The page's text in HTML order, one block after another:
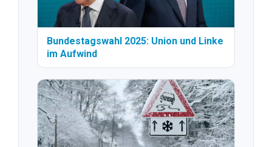
Bundestagswahl 2025: Union und Linke
im Aufwind